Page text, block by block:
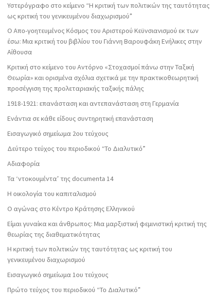
Υστερόγραφο στο κείμενο “Η κριτική των πολιτικών της ταυτότητας
ως κριτική του γενικευμένου διαχωρισμού”
Ο Απο-γοητευμένος Κόσμος του Αριστερού Κεϋνσιανισμού εκ των
έσω: Μια κριτική του βιβλίου του Γιάννη Βαρουφάκη Ενήλικες στην
Αίθουσα
Κριτική στο κείμενο του Αντόρνο «Στοχασμοί πάνω στην Ταξική
Θεωρία» και ορισμένα σχόλια σχετικά με την πρακτικοθεωρητική
προσέγγιση της προλεταριακής ταξικής πάλης
1918-1921: επανάσταση και αντεπανάσταση στη Γερμανία
Ενάντια σε κάθε είδους συντηρητική επανάσταση
Εισαγωγικό σημείωμα 2ου τεύχους
Δεύτερο τεύχος του περιοδικού “Το Διαλυτικό”
Αδιαφορία
Τα ‘ντοκουμέντα’ της documenta 14
Η οικολογία του καπιταλισμού
Ο αγώνας στο Κέντρο Κράτησης Ελληνικού
Είμαι γυναίκα και άνθρωπος: Μια μαρξιστική φεμινιστική κριτική της
θεωρίας της διαθεματικότητας
Η κριτική των πολιτικών της ταυτότητας ως κριτική του
γενικευμένου διαχωρισμού
Εισαγωγικό σημείωμα 1ου τεύχους
Πρώτο τεύχος του περιοδικού “Το Διαλυτικό”